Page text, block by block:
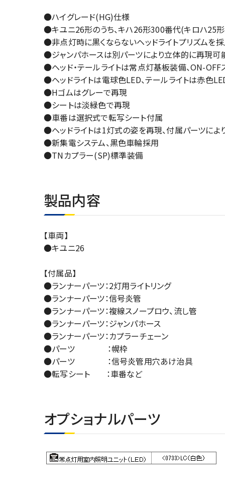
●ハイグレード(HG)仕様
●キユニ26形のうち、キハ26形300番代(キロハ25
●非点灯時に黒くならないヘッドライトプリズムを
●ジャンパホースは別パーツにより立体的に再現可
●ヘッド・テールライトは常点灯基板装備、ON-OFF
●ヘッドライトは電球色LED、テールライトは赤色
●Hゴムはグレーで再現
●シートは淡緑色で再現
●車番は選択式で転写シート付属
●ヘッドライトは1灯式の姿を再現、付属パーツに
●新集電システム、黒色車輪採用
●TNカプラー(SP)標準装備
製品内容
【車両】
●キユニ26
【付属品】
●ランナーパーツ：2灯用ライトリング
●ランナーパーツ：信号炎管
●ランナーパーツ：複線スノープロウ、流し管
●ランナーパーツ：ジャンパホース
●ランナーパーツ：カプラーチェーン
●パーツ ：幌枠
●パーツ ：信号炎管用穴あけ治具
●転写シート ：車番など
オプショナルパーツ